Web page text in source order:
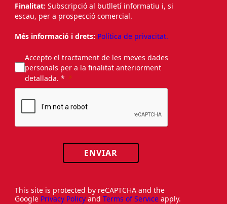
Finalitat: Subscripció al butlletí informatiu i, si
escau, per a prospecció comercial.
Més informació i drets: Política de privacitat.
Accepto el tractament de les meves dades
personals per a la finalitat anteriorment
detallada. *
ENVIAR
This site is protected by reCAPTCHA and the
Google Privacy Policy and Terms of Service apply.